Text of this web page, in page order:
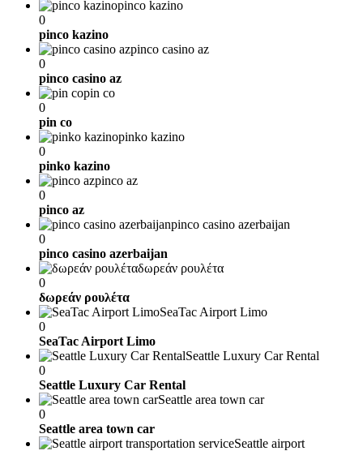
pinco kazino
0
pinco kazino
pinco casino az
0
pinco casino az
pin co
0
pin co
pinko kazino
0
pinko kazino
pinco az
0
pinco az
pinco casino azerbaijan
0
pinco casino azerbaijan
δωρεάν ρουλέτα
0
δωρεάν ρουλέτα
SeaTac Airport Limo
0
SeaTac Airport Limo
Seattle Luxury Car Rental
0
Seattle Luxury Car Rental
Seattle area town car
0
Seattle area town car
Seattle airport